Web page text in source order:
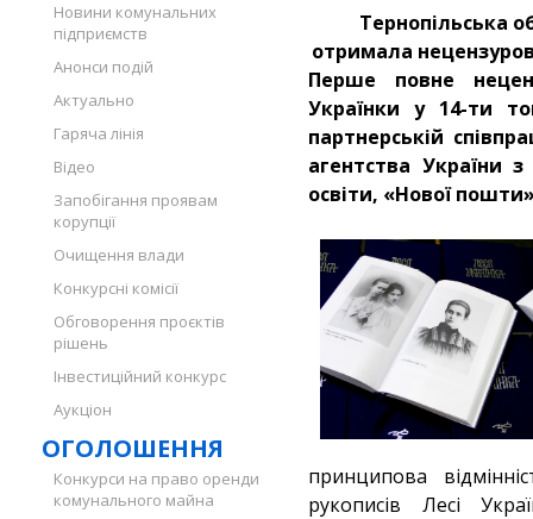
Новини комунальних
підприємств
Анонси подій
Актуально
Гаряча лінія
Відео
Запобігання проявам
корупції
Очищення влади
Конкурсні комісії
Обговорення проєктів
рішень
Інвестиційний конкурс
Аукціон
ОГОЛОШЕННЯ
Конкурси на право оренди
комунального майна
Тернопільська
отримала
Перше повне
Українки у 14-ти
партнерській
агентства України
освіти, «Нової
принципова
рукописів Лесі